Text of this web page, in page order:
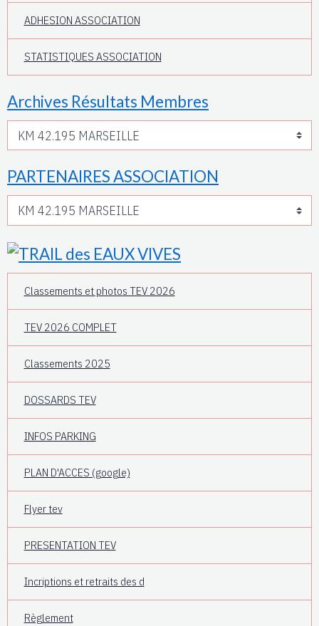
ADHESION ASSOCIATION
STATISTIQUES ASSOCIATION
Archives Résultats Membres
PARTENAIRES ASSOCIATION
Classements et photos TEV 2026
TEV 2026 COMPLET
Classements 2025
DOSSARDS TEV
INFOS PARKING
PLAN D'ACCES (google)
Flyer tev
PRESENTATION TEV
Incriptions et retraits des d
Règlement